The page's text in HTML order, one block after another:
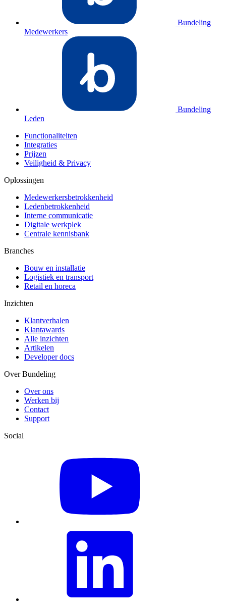
Bundeling
Medewerkers
Bundeling
Leden
Functionaliteiten
Integraties
Prijzen
Veiligheid & Privacy
Oplossingen
Medewerkersbetrokkenheid
Ledenbetrokkenheid
Interne communicatie
Digitale werkplek
Centrale kennisbank
Branches
Bouw en installatie
Logistiek en transport
Retail en horeca
Inzichten
Klantverhalen
Klantawards
Alle inzichten
Artikelen
Developer docs
Over Bundeling
Over ons
Werken bij
Contact
Support
Social